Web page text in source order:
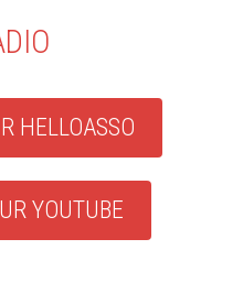
HELLOASSO
YOUTUBE